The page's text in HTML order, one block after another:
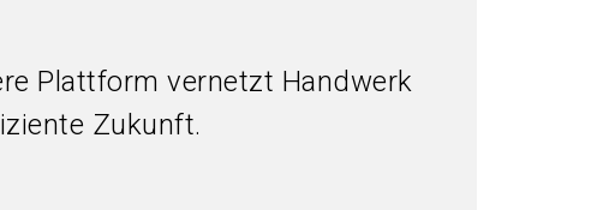
Plattform vernetzt Handwerk
Zukunft.